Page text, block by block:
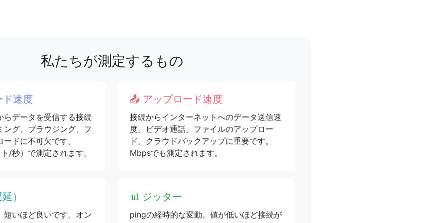
私たちが測定するもの
速度
らデータを受信する接続
ング、ブラウジング、フ
ドに不可欠です。
/秒）で測定されます。
📤 アップロード速度
接続からインターネットへのデータ送信速
度。ビデオ通話、ファイルのアップロー
ド、クラウドバックアップに重要です。
Mbpsでも測定されます。
）
短いほど良いです。オン
📊 ジッター
pingの経時的な変動。値が低いほど接続が